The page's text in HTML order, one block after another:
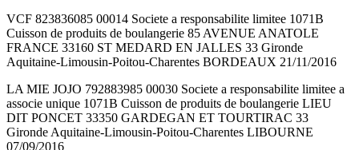
VCF 823836085 00014 Societe a responsabilite limitee 1071B
Cuisson de produits de boulangerie 85 AVENUE ANATOLE
FRANCE 33160 ST MEDARD EN JALLES 33 Gironde
Aquitaine-Limousin-Poitou-Charentes BORDEAUX 21/11/2016
LA MIE JOJO 792883985 00030 Societe a responsabilite limitee a
associe unique 1071B Cuisson de produits de boulangerie LIEU
DIT PONCET 33350 GARDEGAN ET TOURTIRAC 33
Gironde Aquitaine-Limousin-Poitou-Charentes LIBOURNE
07/09/2016